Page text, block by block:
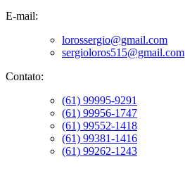
E-mail:
lorossergio@gmail.com
sergioloros515@gmail.com
Contato:
(61) 99995-9291
(61) 99956-1747
(61) 99552-1418
(61) 99381-1416
(61) 99262-1243